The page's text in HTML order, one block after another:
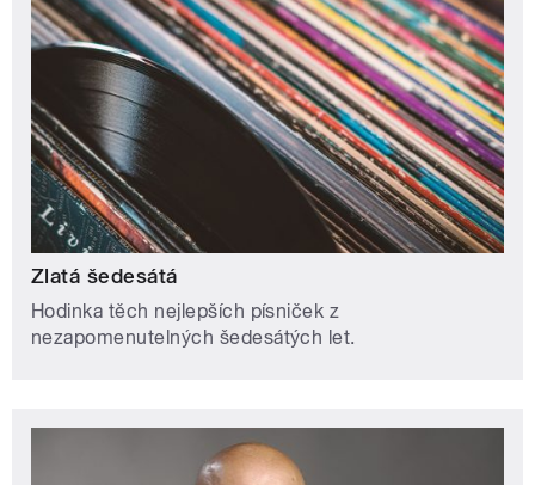
Zlatá šedesátá
Hodinka těch nejlepších písniček z
nezapomenutelných šedesátých let.